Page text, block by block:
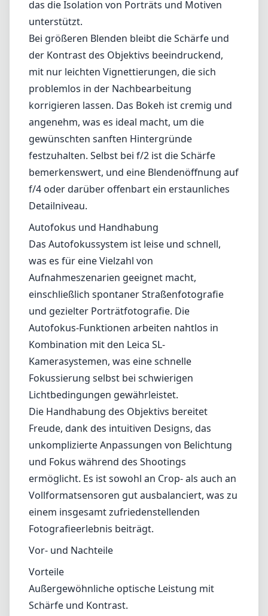
Optisch ist das Summicron-SL 50mm f/2 ASPH.
schlichtweg spektakulär. Es verfügt über ein
fortschrittliches optisches Design mit
asphärischen Elementen, die
Abbildungsfehler minimieren und eine
hervorragende Bildqualität über das gesamte
Bildfeld gewährleisten. Die Blende f/2 sorgt
für ausgezeichnete Leistung bei schwachem
Licht und bietet ein wunderschönes Bokeh,
das die Isolation von Porträts und Motiven
unterstützt.
Bei größeren Blenden bleibt die Schärfe und
der Kontrast des Objektivs beeindruckend,
mit nur leichten Vignettierungen, die sich
problemlos in der Nachbearbeitung
korrigieren lassen. Das Bokeh ist cremig und
angenehm, was es ideal macht, um die
gewünschten sanften Hintergründe
festzuhalten. Selbst bei f/2 ist die Schärfe
bemerkenswert, und eine Blendenöffnung auf
f/4 oder darüber offenbart ein erstaunliches
Detailniveau.
Autofokus und Handhabung
Das Autofokussystem ist leise und schnell,
was es für eine Vielzahl von
Aufnahmeszenarien geeignet macht,
einschließlich spontaner Straßenfotografie
und gezielter Porträtfotografie. Die
Autofokus-Funktionen arbeiten nahtlos in
Kombination mit den Leica SL-
Kamerasystemen, was eine schnelle
Fokussierung selbst bei schwierigen
Lichtbedingungen gewährleistet.
unkomplizierte Anpassungen von Belichtung